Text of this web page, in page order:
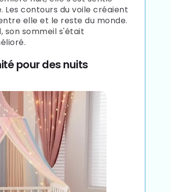
Les contours du voile créaient
elle et le reste du monde.
son sommeil s'était
pour des nuits